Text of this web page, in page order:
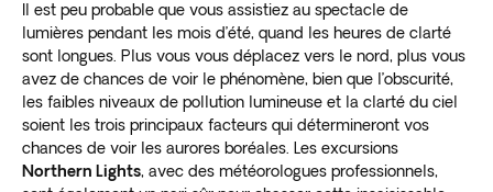
Il est peu probable que vous assistiez au spectacle de
lumières pendant les mois d’été, quand les heures de clarté
sont longues. Plus vous vous déplacez vers le nord, plus vous
avez de chances de voir le phénomène, bien que l’obscurité,
les faibles niveaux de pollution lumineuse et la clarté du ciel
soient les trois principaux facteurs qui détermineront vos
chances de voir les aurores boréales. Les excursions
Northern Lights, avec des météorologues professionnels,